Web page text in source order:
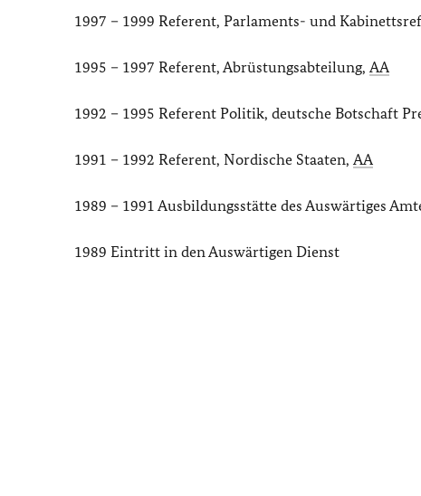
1997 – 1999 Referent, Parlaments- und
1995 – 1997 Referent, Abrüstungsabteilung, AA
1992 – 1995 Referent Politik, deutsche Botschaft
1991 – 1992 Referent, Nordische Staaten, AA
1989 – 1991 Ausbildungsstätte des Auswärtiges
1989 Eintritt in den Auswärtigen Dienst